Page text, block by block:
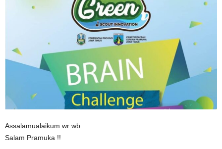
Assalamualaikum wr wb
Salam Pramuka !!